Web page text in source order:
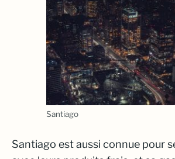
Santiago
Santiago est aussi connue pour